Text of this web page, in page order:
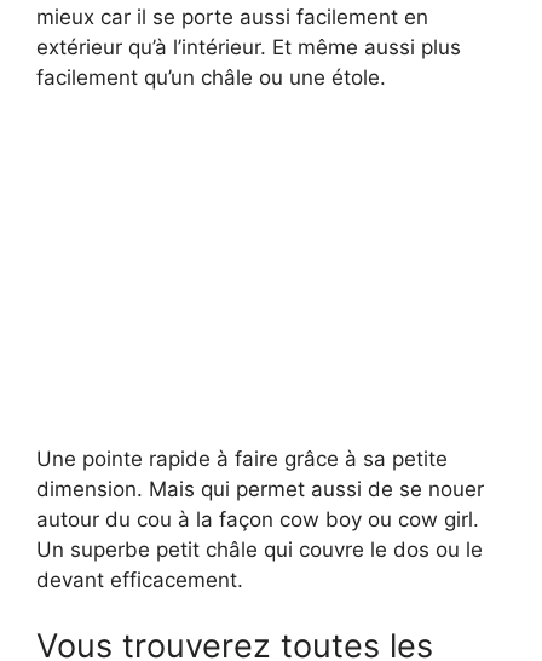
mieux car il se porte aussi facilement en
extérieur qu’à l’intérieur. Et même aussi plus
facilement qu’un châle ou une étole.
Une pointe rapide à faire grâce à sa petite
dimension. Mais qui permet aussi de se nouer
autour du cou à la façon cow boy ou cow girl.
Un superbe petit châle qui couvre le dos ou le
devant efficacement.
Vous trouverez toutes les